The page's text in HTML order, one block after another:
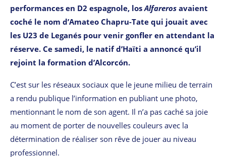
performances en D2 espagnole, losAlfareros avaient
coché le nom d’Amateo Chapru-Tate qui jouait avec
les U23 de Leganés pour venir gonfler en attendant la
réserve. Ce samedi, le natif d’Haïti a annoncé qu’il
rejoint la formation d’Alcorcón.
C’est sur les réseaux sociaux que le jeune milieu de terrain
a rendu publique l’information en publiant une photo,
mentionnant le nom de son agent. Il n’a pas caché sa joie
au moment de porter de nouvelles couleurs avec la
détermination de réaliser son rêve de jouer au niveau
professionnel.